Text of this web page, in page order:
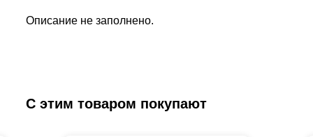
Описание не заполнено.
С этим товаром покупают